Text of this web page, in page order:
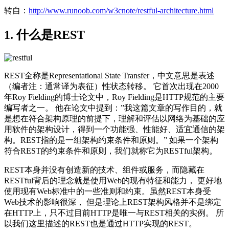
转自： http://www.runoob.com/w3cnote/restful-architecture.html
1. 什么是REST
REST全称是Representational State Transfer，中文意思是表述
（编者注：通常译为表征）性状态转移。 它首次出现在2000
年Roy Fielding的博士论文中，Roy Fielding是HTTP规范的主要
编写者之一。 他在论文中提到：”我这篇文章的写作目的，就
是想在符合架构原理的前提下，理解和评估以网络为基础的应
用软件的架构设计，得到一个功能强、性能好、适宜通信的架
构。REST指的是一组架构约束条件和原则。” 如果一个架构
符合REST的约束条件和原则，我们就称它为RESTful架构。
REST本身并没有创造新的技术、组件或服务，而隐藏在
RESTful背后的理念就是使用Web的现有特征和能力， 更好地
使用现有Web标准中的一些准则和约束。虽然REST本身受
Web技术的影响很深， 但是理论上REST架构风格并不是绑定
在HTTP上，只不过目前HTTP是唯一与REST相关的实例。 所
以我们这里描述的REST也是通过HTTP实现的REST。